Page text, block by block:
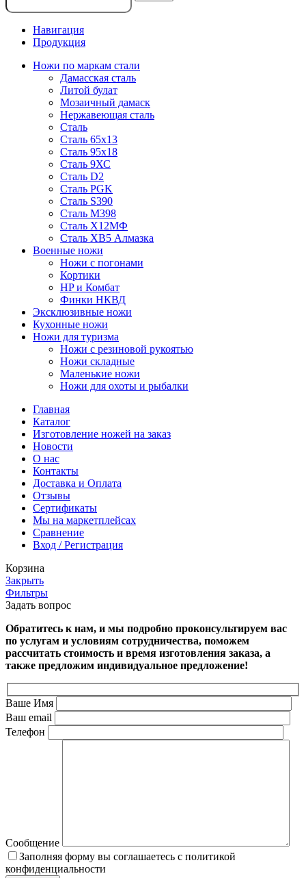
Навигация
Продукция
Ножи по маркам стали
Дамасская сталь
Литой булат
Мозаичный дамаск
Нержавеющая сталь
Сталь
Сталь 65х13
Сталь 95х18
Сталь 9ХС
Сталь D2
Сталь PGK
Сталь S390
Сталь M398
Сталь Х12МФ
Сталь ХВ5 Алмазка
Военные ножи
Ножи с погонами
Кортики
HP и Комбат
Финки НКВД
Эксклюзивные ножи
Кухонные ножи
Ножи для туризма
Ножи с резиновой рукоятью
Ножи складные
Маленькие ножи
Ножи для охоты и рыбалки
Главная
Каталог
Изготовление ножей на заказ
Новости
О нас
Контакты
Доставка и Оплата
Отзывы
Сертификаты
Мы на маркетплейсах
Сравнение
Вход / Регистрация
Корзина
Закрыть
Фильтры
Задать вопрос
Обратитесь к нам, и мы подробно проконсультируем вас
по услугам и условиям сотрудничества, поможем
рассчитать стоимость и время изготовления заказа, а
также предложим индивидуальное предложение!
Ваше Имя
Ваш email
Телефон
Сообщение
Заполняя форму вы соглашаетесь с политикой
конфиденциальности